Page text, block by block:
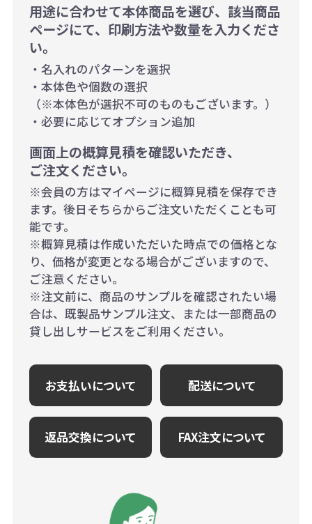
用途に合わせて本体商品を選び、該当商品
ページにて、印刷方法や数量を入力くださ
い。
・名入れのパターンを選択
・本体色や個数の選択
（※本体色が選択不可のものもございます。）
・必要に応じてオプション追加
画面上の概算見積を確認いただき、
ご注文ください。
※会員の方はマイページに概算見積を保存でき
ます。後日そちらからご注文いただくことも可
能です。
※概算見積は作成いただいた時点での価格とな
り、価格が変更となる場合がございますので、
ご注意ください。
※注文前に、商品のサンプルを確認されたい場
合は、既製品サンプル注文、または一部商品の
貸し出しサービスをご利用ください。
お支払いについて 配送について
返品交換について FAX注文について